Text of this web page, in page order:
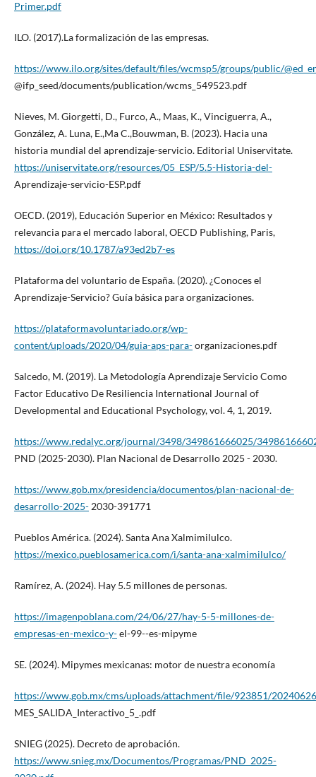
Primer.pdf
ILO. (2017).La formalización de las empresas.
https://www.ilo.org/sites/default/files/wcmsp5/groups/public/
@ifp_seed/documents/publication/wcms_549523.pdf
Nieves, M. Giorgetti, D., Furco, A., Maas, K., Vinciguerra, A.,
González, A. Luna, E.,Ma C.,Bouwman, B. (2023). Hacia una
historia mundial del aprendizaje-servicio. Editorial Uniservitate.
https://uniservitate.org/resources/05_ESP/5.5-Historia-del-
Aprendizaje-servicio-ESP.pdf
OECD. (2019), Educación Superior en México: Resultados y
relevancia para el mercado laboral, OECD Publishing, Paris,
https://doi.org/10.1787/a93ed2b7-es
Plataforma del voluntario de España. (2020). ¿Conoces el
Aprendizaje-Servicio? Guía básica para organizaciones.
https://plataformavoluntariado.org/wp-
content/uploads/2020/04/guia-aps-para-organizaciones.pdf
Salcedo, M. (2019). La Metodología Aprendizaje Servicio Como
Factor Educativo De Resiliencia International Journal of
Developmental and Educational Psychology, vol. 4, 1, 2019.
https://www.redalyc.org/journal/3498/349861666025/
PND (2025-2030). Plan Nacional de Desarrollo 2025 - 2030.
https://www.gob.mx/presidencia/documentos/plan-nacional-de-
desarrollo-2025-2030-391771
Pueblos América. (2024). Santa Ana Xalmimilulco.
https://mexico.pueblosamerica.com/i/santa-ana-xalmimilulco/
Ramírez, A. (2024). Hay 5.5 millones de personas.
https://imagenpoblana.com/24/06/27/hay-5-5-millones-de-
empresas-en-mexico-y-el-99--es-mipyme
SE. (2024). Mipymes mexicanas: motor de nuestra economía
https://www.gob.mx/cms/uploads/attachment/file/923851/
MES_SALIDA_Interactivo_5_.pdf
SNIEG (2025). Decreto de aprobación.
https://www.snieg.mx/Documentos/Programas/PND_2025-